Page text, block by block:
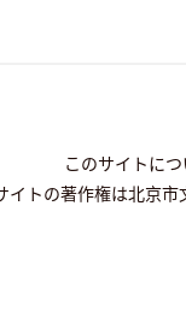
このサイトに
イトの著作権は北京